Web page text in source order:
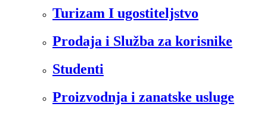
Turizam I ugostiteljstvo
Prodaja i Služba za korisnike
Studenti
Proizvodnja i zanatske usluge